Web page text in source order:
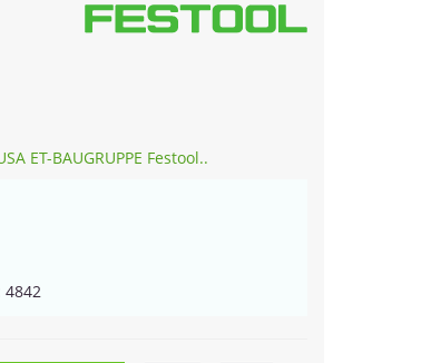
ET-BAUGRUPPE Festool..
4842